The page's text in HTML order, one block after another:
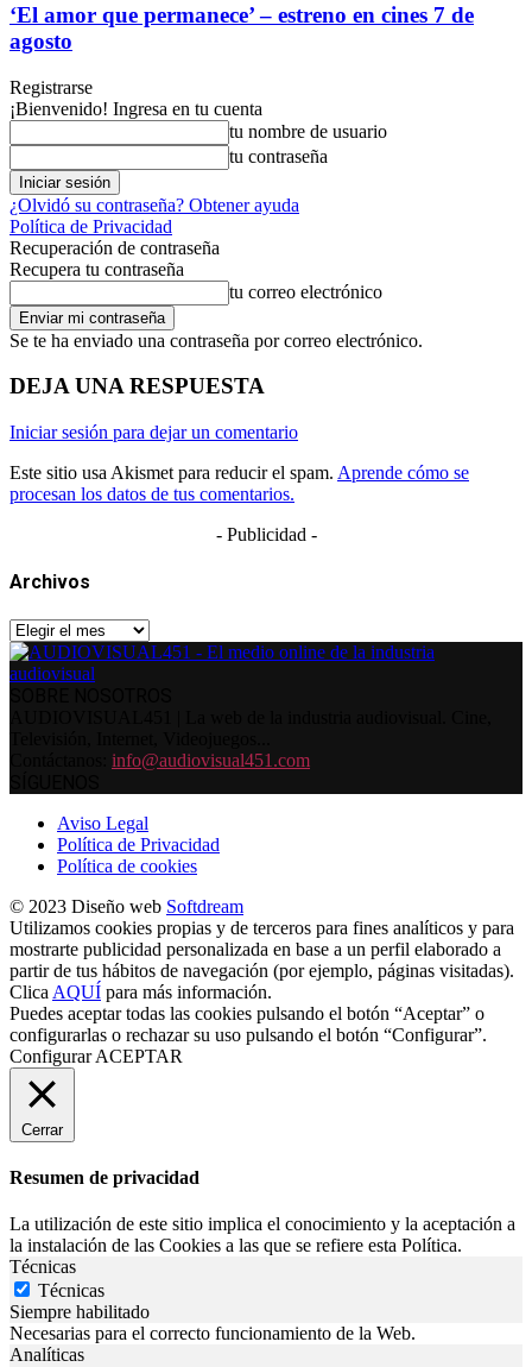
‘El amor que permanece’ – estreno en cines 7 de
agosto
Registrarse
¡Bienvenido! Ingresa en tu cuenta
tu nombre de usuario
tu contraseña
¿Olvidó su contraseña? Obtener ayuda
Política de Privacidad
Recuperación de contraseña
Recupera tu contraseña
tu correo electrónico
Se te ha enviado una contraseña por correo electrónico.
DEJA UNA RESPUESTA
Iniciar sesión para dejar un comentario
Este sitio usa Akismet para reducir el spam. Aprende cómo se
procesan los datos de tus comentarios.
- Publicidad -
Archivos
Archivos
info@audiovisual451.com
Aviso Legal
Política de Privacidad
Política de cookies
© 2023 Diseño web Softdream
Utilizamos cookies propias y de terceros para fines analíticos y para
mostrarte publicidad personalizada en base a un perfil elaborado a
partir de tus hábitos de navegación (por ejemplo, páginas visitadas).
Clica AQUÍ para más información.
Puedes aceptar todas las cookies pulsando el botón “Aceptar” o
configurarlas o rechazar su uso pulsando el botón “Configurar”.
Configurar ACEPTAR
Cerrar
Resumen de privacidad
La utilización de este sitio implica el conocimiento y la aceptación a
la instalación de las Cookies a las que se refiere esta Política.
Técnicas
Técnicas
Siempre habilitado
Necesarias para el correcto funcionamiento de la Web.
Analíticas